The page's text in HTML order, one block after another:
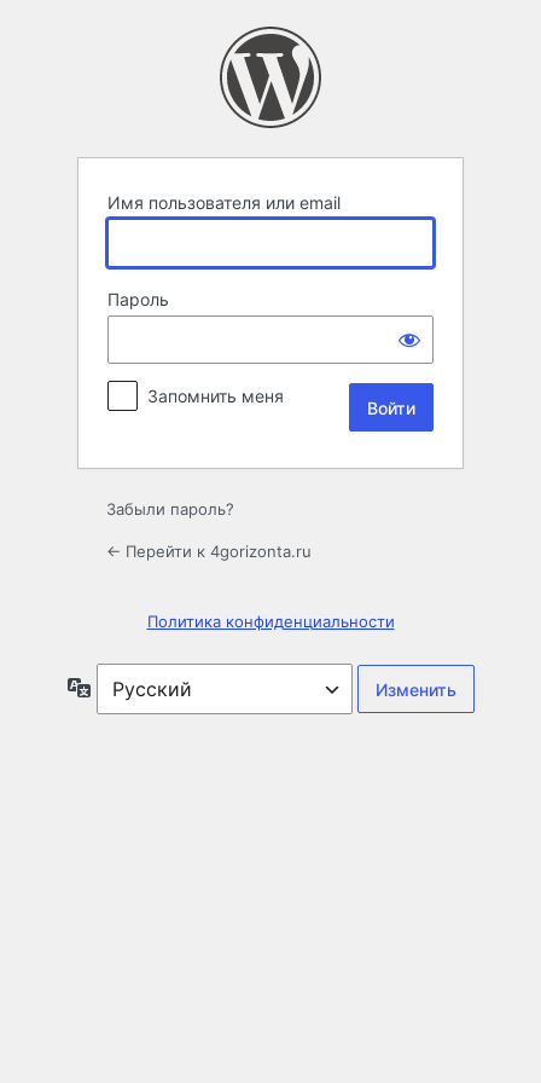
Имя пользователя или email
Пароль
Запомнить меня
Забыли пароль?
← Перейти к 4gorizonta.ru
Политика конфиденциальности
Язык